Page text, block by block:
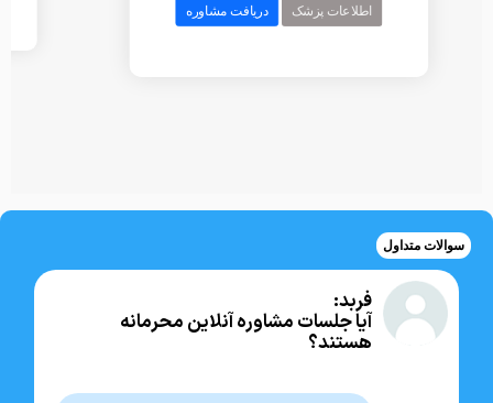
سوالات متداول
فربد:
آیا جلسات مشاوره آنلاین محرمانه
هستند؟